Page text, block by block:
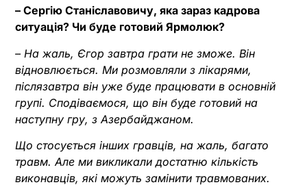
– Сергію Станіславовичу, яка зараз кадрова
ситуація? Чи буде готовий Ярмолюк?
– На жаль, Єгор завтра грати не зможе. Він
відновлюється. Ми розмовляли з лікарями,
післязавтра він уже буде працювати в основній
групі. Сподіваємося, що він буде готовий на
наступну гру, з Азербайджаном.
Що стосується інших гравців, на жаль, багато
травм. Але ми викликали достатню кількість
виконавців, які можуть замінити травмованих.